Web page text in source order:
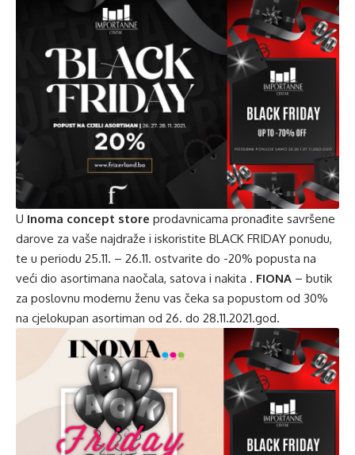
U Inoma concept store prodavnicama pronađite savršene
darove za vaše najdraže i iskoristite BLACK FRIDAY ponudu,
te u periodu 25.11. – 26.11. ostvarite do -20% popusta na
veći dio asortimana naočala, satova i nakita . FIONA – butik
za poslovnu modernu ženu vas čeka sa popustom od 30%
na cjelokupan asortiman od 26. do 28.11.2021.god.